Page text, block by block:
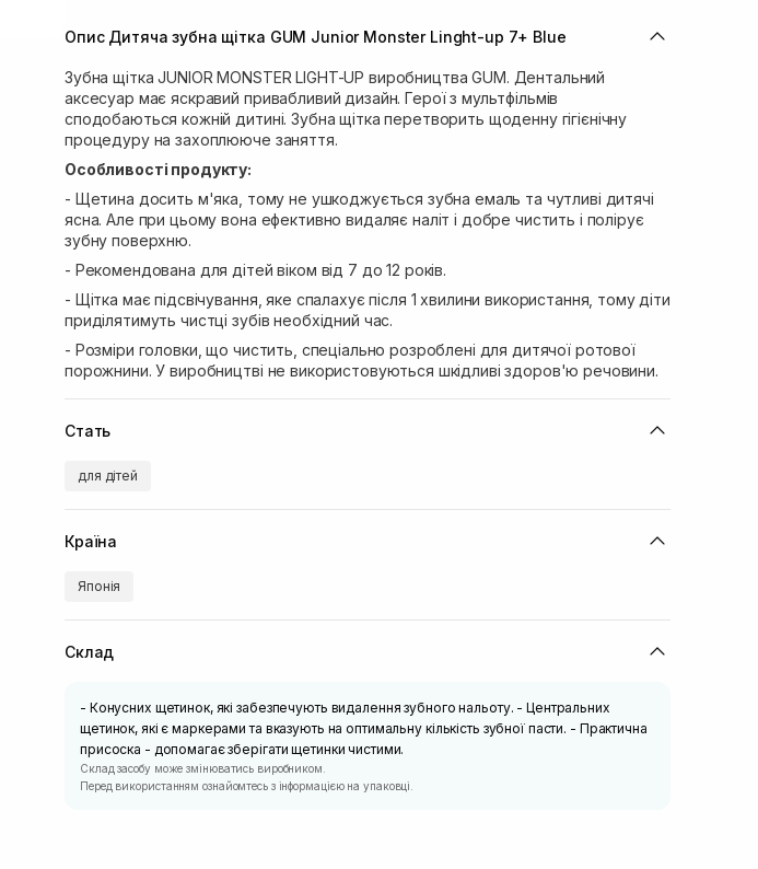
Самовивіз м. Рівне, вул. Кулика і Гудачека 23 (ТЦ
Опис Дитяча зубна щітка GUM Junior Monster Linght-up 7+ Blue
Зубна щітка JUNIOR MONSTER LIGHT-UP виробництва GUM. Дентальний
аксесуар має яскравий привабливий дизайн. Герої з мультфільмів
сподобаються кожній дитині. Зубна щітка перетворить щоденну гігієнічну
процедуру на захоплююче заняття.
Особливості продукту:
- Щетина досить м'яка, тому не ушкоджується зубна емаль та чутливі дитячі
ясна. Але при цьому вона ефективно видаляє наліт і добре чистить і полірує
зубну поверхню.
- Рекомендована для дітей віком від 7 до 12 років.
- Щітка має підсвічування, яке спалахує після 1 хвилини використання, тому діти
приділятимуть чистці зубів необхідний час.
- Розміри головки, що чистить, спеціально розроблені для дитячої ротової
порожнини. У виробництві не використовуються шкідливі здоров'ю речовини.
Стать
для дітей
Країна
Японія
Склад
- Конусних щетинок, які забезпечують видалення зубного нальоту. - Центральних
щетинок, які є маркерами та вказують на оптимальну кількість зубної пасти. - Практична
присоска - допомагає зберігати щетинки чистими.
Склад засобу може змінюватись виробником.
Перед використанням ознайомтесь з інформацією на упаковці.